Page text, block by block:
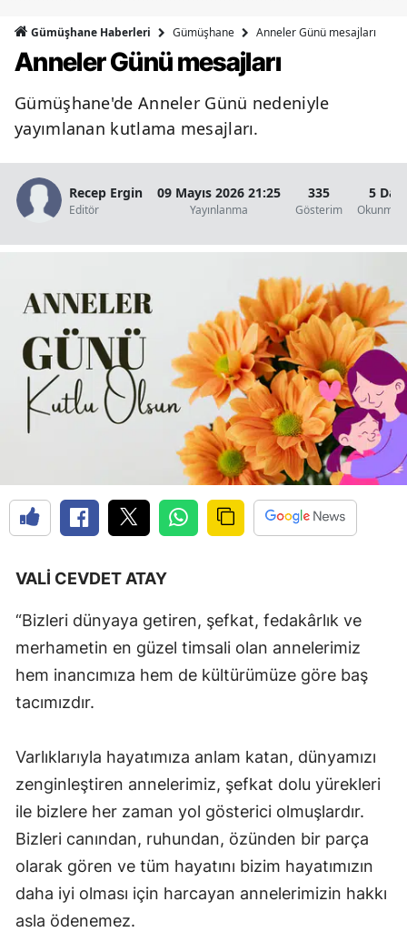
Bingöl
Bitlis
Bolu
Burdur
Bursa
Çanakkale
Çankırı
Çorum
Denizli
Diyarbakır
Edirne
Elazığ
Erzincan
Erzurum
Gaziantep
Giresun
Hatay
Isparta
Mersin
İstanbul
Gümüşhane Haberleri Gümüşhane Anneler Günü mesajları
Anneler Günü mesajları
Gümüşhane'de Anneler Günü nedeniyle
yayımlanan kutlama mesajları.
Recep Ergin
Editör
09 Mayıs 2026 21:25
Yayınlanma
335
Gösterim
5
Okunma
VALİ CEVDET ATAY
“Bizleri dünyaya getiren, şefkat, fedakârlık ve
merhametin en güzel timsali olan annelerimiz
hem inancımıza hem de kültürümüze göre baş
tacımızdır.
Varlıklarıyla hayatımıza anlam katan, dünyamızı
zenginleştiren annelerimiz, şefkat dolu yürekleri
ile bizlere her zaman yol gösterici olmuşlardır.
Bizleri canından, ruhundan, özünden bir parça
olarak gören ve tüm hayatını bizim hayatımızın
daha iyi olması için harcayan annelerimizin hakkı
asla ödenemez.